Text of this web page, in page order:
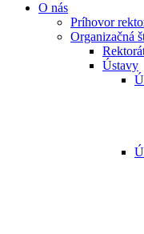
O nás
Príhovor
Organizačná
Ústavy